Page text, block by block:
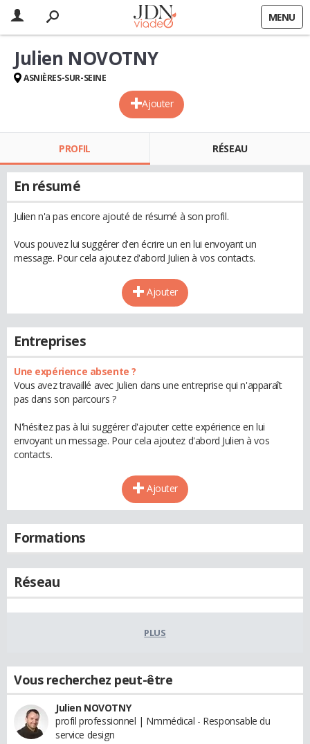
MENU
Ajouter
Julien NOVOTNY
ASNIÈRES-SUR-SEINE
PROFIL RÉSEAU
En résumé
Julien n'a pas encore ajouté de résumé à son profil.
Vous pouvez lui suggérer d'en écrire un en lui envoyant un
message. Pour cela ajoutez d'abord Julien à vos contacts.
Ajouter
Entreprises
Une expérience absente ?
Vous avez travaillé avec Julien dans une entreprise qui n'apparaît
pas dans son parcours ?
N'hésitez pas à lui suggérer d'ajouter cette expérience en lui
envoyant un message. Pour cela ajoutez d'abord Julien à vos
contacts.
Ajouter
Formations
Réseau
PLUS
Vous recherchez peut-être
Julien NOVOTNY
profil professionnel | Nmmédical - Responsable du
service design